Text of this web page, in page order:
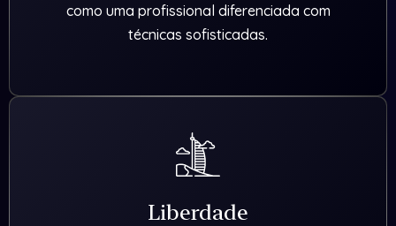
como uma profissional diferenciada com
técnicas sofisticadas.
Liberdade